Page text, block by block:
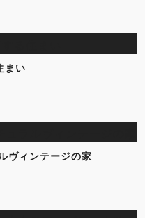
まい
ヴィンテージの家